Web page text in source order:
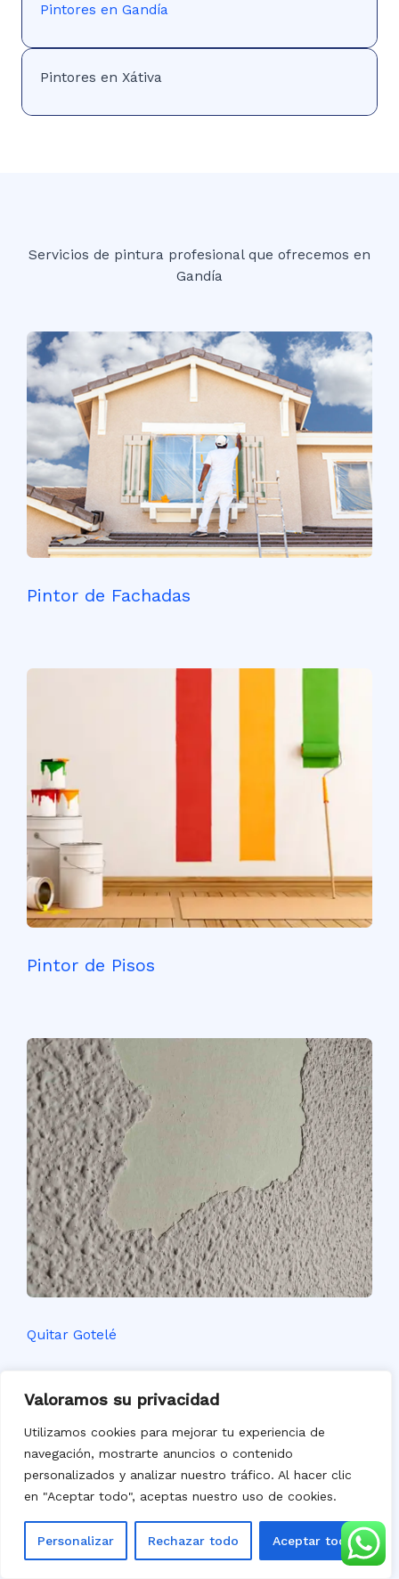
Valoramos su privacidad
Utilizamos cookies para mejorar tu experiencia de
navegación, mostrarte anuncios o contenido
personalizados y analizar nuestro tráfico. Al hacer clic
en "Aceptar todo", aceptas nuestro uso de cookies.
Personalizar Rechazar todo Aceptar todo
Pintores en Gandía
Pintores en Xátiva
Servicios de pintura profesional que ofrecemos en
Gandía
Pintor de Fachadas
Pintor de Pisos
Quitar Gotelé